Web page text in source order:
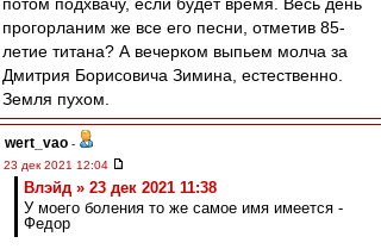
прогорланим же все его песни, отметив 85-
летие титана? А вечерком выпьем молча за
Дмитрия Борисовича Зимина, естественно.
Земля пухом.
wert_vao -
23 дек 2021 12:04
Влэйд » 23 дек 2021 11:38
У моего боления то же самое имя имеется -
Федор